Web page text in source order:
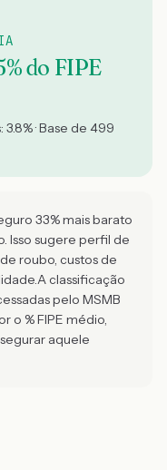
% do FIPE
3.8% · Base de 499
33% mais barato
Isso sugere perfil de
roubo, custos de
A classificação
pelo MSMB
o % FIPE médio,
aquele